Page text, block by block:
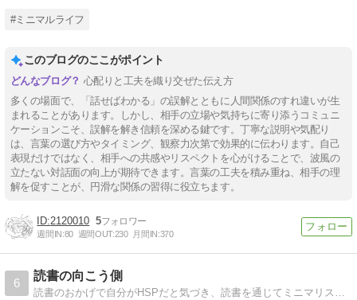
#ミニマルライフ
このブログのここがポイント
心配りと工夫を織り交ぜた伝え方
多くの場面で、「話せばわかる」の誤解とともに人間関係のすれ違いが生
まれることがあります。しかし、相手の立場や気持ちに寄り添うコミュニ
ケーションこそ、誤解を解き信頼を深める鍵です。丁寧な説明や気配り
は、言葉の選び方やタイミング、観察力次第で効果的に伝わります。自己
表現だけではなく、相手への共感やリスペクトを心がけることで、波風の
立たない対話面の向上が期待できます。言葉の工夫を積み重ね、相手の理
解を促すことが、円滑な関係の習得に役立ちます。
2120010 5
週間IN:80 週間OUT:230 月間IN:370
6
読書の向こう側
読書のおかげで自分がHSPだと気づき、読書を通じてミニマリストな生活に憧れを持ちました。日々の暮らしや考え方をとにかくシンプルにすることが好きです。